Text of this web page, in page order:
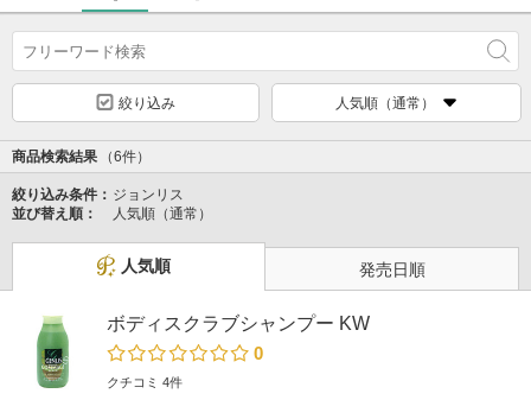
絞り込み 人気順（通常）
商品検索結果 （6件）
絞り込み条件： ジョンリス
並び替え順：
人気順（通常）
人気順 発売日順
ボディスクラブシャンプー KW
0
クチコミ 4件